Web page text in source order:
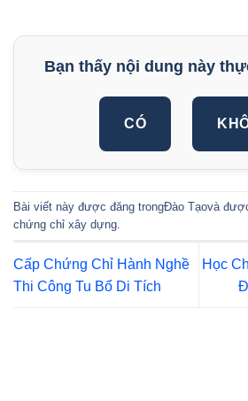
Bạn thấy nội dung này
CÓ
Bài viết này được đăng trongĐào Tạovà
chứng chỉ xây dựng
Cấp Chứng Chỉ Hành Nghề
Thi Công Tu Bổ Di Tích
Học